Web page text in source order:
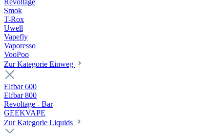
Revoltage
Smok
T-Rox
Uwell
Vapefly
Vaporesso
VooPoo
Zur Kategorie Einweg
Elfbar 600
Elfbar 800
Revoltage - Bar
GEEKVAPE
Zur Kategorie Liquids